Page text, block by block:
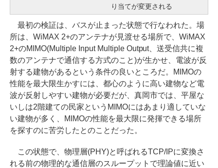
り当てが変更される
最初の検証は、バスが止まった状態で行なわれた。場
所は、WiMAX 2+のアンテナが見渡せる場所で、WiMAX
2+のMIMO(Multiple Input Multiple Output、送受信共に複
数のアンテナで通信する方式のこと)が生かせ、電波が反
射する建物があるという条件の良いところだ。MIMOの
性能を最大限生かすには、都心のように高い建物など電
波が反射しやすい建物が必要だが、真岡市では、平屋な
いしは2階建ての民家というMIMOにはあまり適していな
い建物が多く、MIMOの性能を最大限に発揮できる場所
を探すのに苦労したとのことだった。
この状態で、物理層(PHY)と呼ばれるTCP/IPに変換さ
れる前の物理的な通信層のスループットで理論値に近い